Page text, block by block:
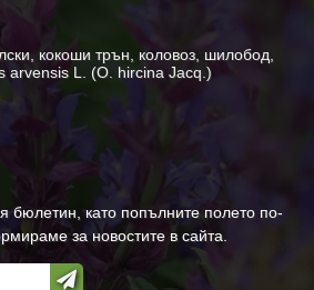
кокоши трън, коловоз, шилобод,
arvensis L. (O. hircina Jacq.)
бюлетин, като попълните полето по-
за новостите в сайта.